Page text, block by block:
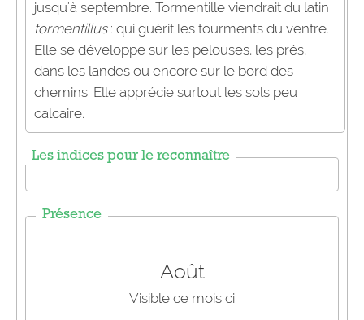
jusqu'à septembre. Tormentille viendrait du latin
tormentillus: qui guérit les tourments du ventre.
Elle se développe sur les pelouses, les prés,
dans les landes ou encore sur le bord des
chemins. Elle apprécie surtout les sols peu
calcaire.
Les indices pour le reconnaître
Présence
Août
Visible ce mois ci